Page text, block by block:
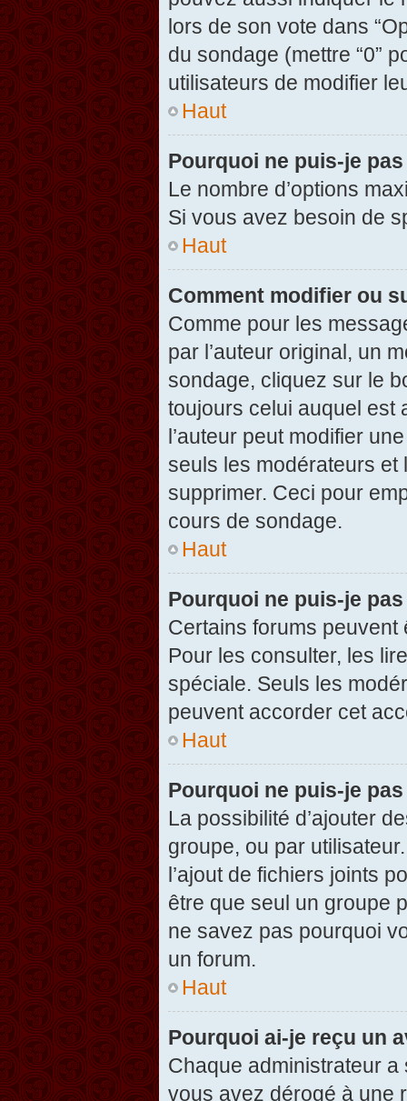
lors de son vote dans
du sondage (mettre “0”
utilisateurs de modifier
Haut
Pourquoi ne puis-je
Le nombre d’options
Si vous avez besoin de
Haut
Comment modifier ou
Comme pour les
par l’auteur original, un
sondage, cliquez sur le
toujours celui auquel est
l’auteur peut modifier
seuls les modérateurs et
supprimer. Ceci pour
cours de sondage.
Haut
Pourquoi ne puis-je
Certains forums
Pour les consulter, les
spéciale. Seuls les
peuvent accorder cet
Haut
Pourquoi ne puis-je
La possibilité d’ajouter
groupe, ou par
l’ajout de fichiers joints
être que seul un groupe
ne savez pas pourquoi
un forum.
Haut
Pourquoi ai-je reçu un
Chaque administrateur
vous avez dérogé à une